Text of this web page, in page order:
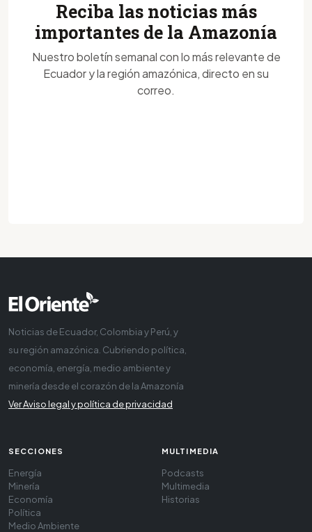
Reciba las noticias más
importantes de la Amazonía
Nuestro boletín semanal con lo más relevante de
Ecuador y la región amazónica, directo en su
correo.
Noticias de Ecuador, Colombia y Perú, y
su región amazónica. Cubriendo política,
economía, energía, medio ambiente y
minería desde el corazón de la Amazonía
Ver Aviso legal y política de privacidad
SECCIONES
Energía
Minería
Economía
Política
Medio Ambiente
MULTIMEDIA
Podcasts
Multimedia
Historias